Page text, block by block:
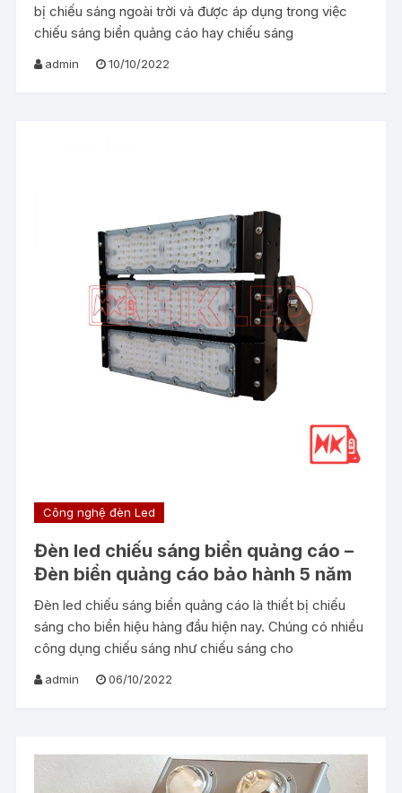
bị chiếu sáng ngoài trời và được áp dụng trong việc
chiếu sáng biển quảng cáo hay chiếu sáng
admin 10/10/2022
Công nghệ đèn Led
Đèn led chiếu sáng biển quảng cáo –
Đèn biển quảng cáo bảo hành 5 năm
Đèn led chiếu sáng biển quảng cáo là thiết bị chiếu
sáng cho biển hiệu hàng đầu hiện nay. Chúng có nhiều
công dụng chiếu sáng như chiếu sáng cho
admin 06/10/2022